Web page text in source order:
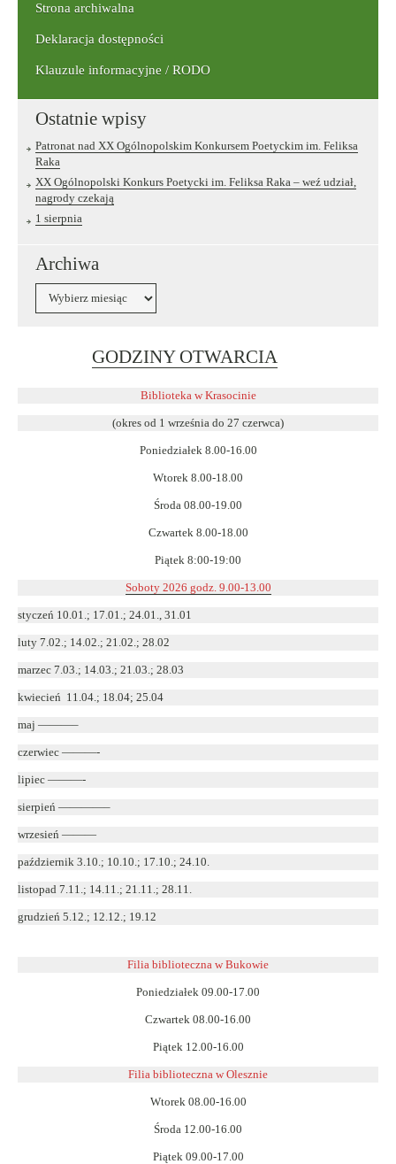
Strona archiwalna
Deklaracja dostępności
Klauzule informacyjne / RODO
Ostatnie wpisy
Patronat nad XX Ogólnopolskim Konkursem Poetyckim im. Feliksa
Raka
XX Ogólnopolski Konkurs Poetycki im. Feliksa Raka – weź udział,
nagrody czekają
1 sierpnia
Archiwa
GODZINY OTWARCIA
w
Biblioteka w Krasocinie
(okres od 1 września do 27 czerwca)
Poniedziałek 8.00-16.00
Wtorek 8.00-18.00
Środa 08.00-19.00
Czwartek 8.00-18.00
Piątek 8:00-19:00
Soboty 2026 godz. 9.00-13.00
styczeń 10.01.; 17.01.; 24.01., 31.01
luty 7.02.; 14.02.; 21.02.; 28.02
marzec 7.03.; 14.03.; 21.03.; 28.03
kwiecień 11.04.; 18.04; 25.04
maj ———–
czerwiec ———-
lipiec ———-
sierpień ————–
wrzesień ———
październik 3.10.; 10.10.; 17.10.; 24.10.
listopad 7.11.; 14.11.; 21.11.; 28.11.
grudzień 5.12.; 12.12.; 19.12
Filia biblioteczna w Bukowie
Poniedziałek 09.00-17.00
Czwartek 08.00-16.00
Piątek 12.00-16.00
Filia biblioteczna w Olesznie
Wtorek 08.00-16.00
Środa 12.00-16.00
Piątek 09.00-17.00